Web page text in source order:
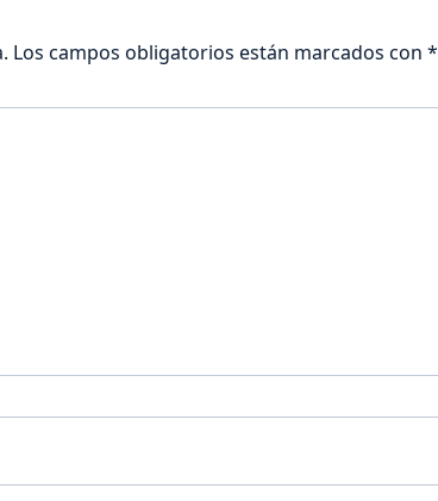
Los campos obligatorios están marcados con *